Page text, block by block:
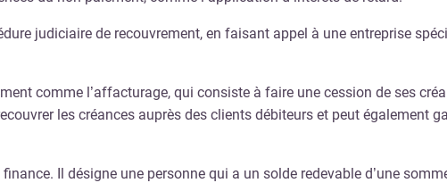
judiciaire de recouvrement, en faisant appel à une entreprise
comme l’affacturage, qui consiste à faire une cession de ses
les créances auprès des clients débiteurs et peut également
Il désigne une personne qui a un solde redevable d’une